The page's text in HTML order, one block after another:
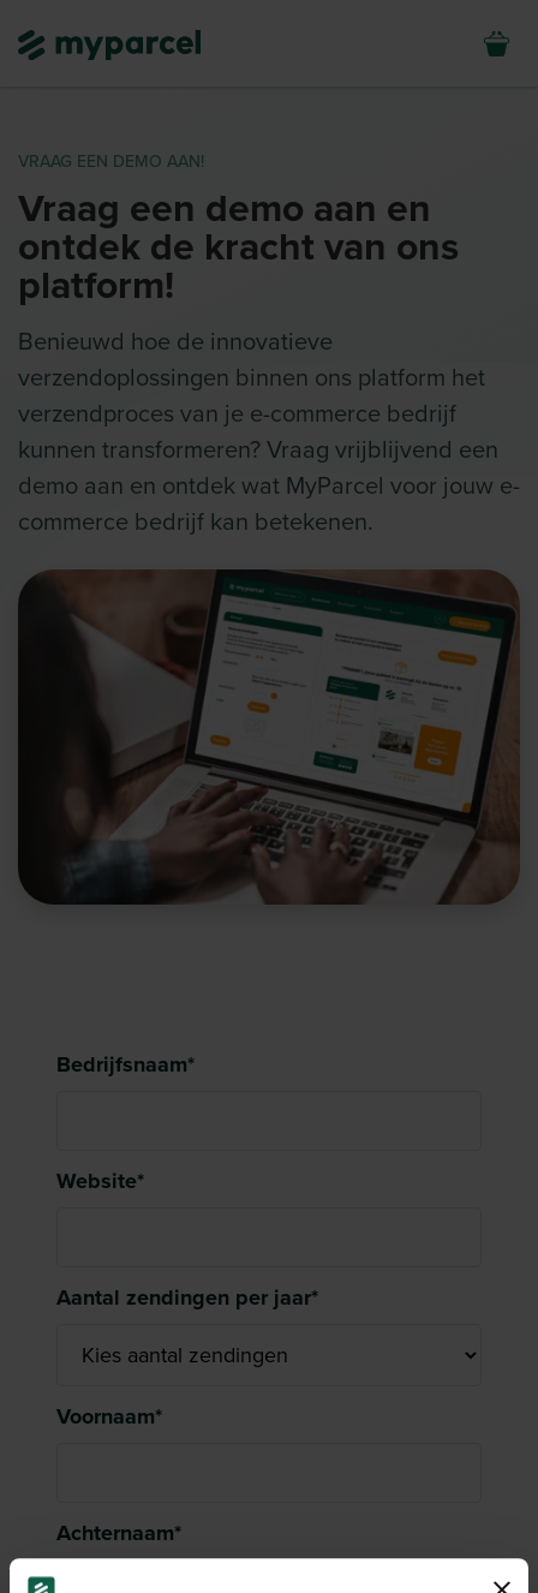
VRAAG EEN DEMO AAN!
Vraag een demo aan en
ontdek de kracht van ons
platform!
Benieuwd hoe de innovatieve
verzendoplossingen binnen ons platform het
verzendproces van je e-commerce bedrijf
kunnen transformeren? Vraag vrijblijvend een
demo aan en ontdek wat MyParcel voor jouw e-
commerce bedrijf kan betekenen.
Bedrijfsnaam*
Website*
Aantal zendingen per jaar*
Voornaam*
Achternaam*